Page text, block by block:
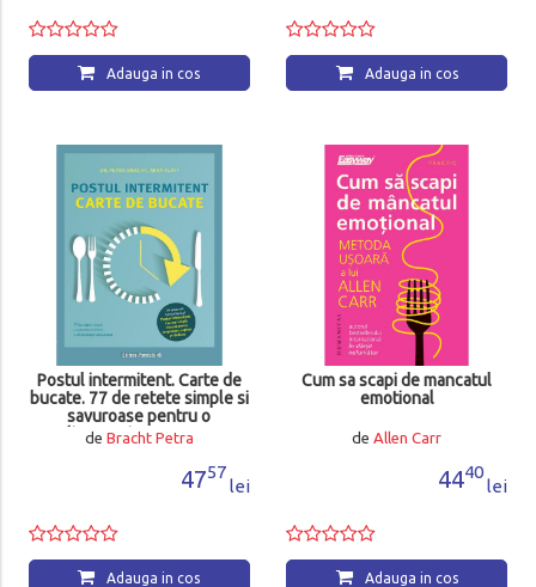
Adauga in cos Adauga in cos
Postul intermitent. Carte de
bucate. 77 de retete simple si
savuroase pentru o
alimentatie sanatoasa
de Bracht Petra
4757
lei
Adauga in cos
Cum sa scapi de mancatul
emotional
de Allen Carr
4440
lei
Adauga in cos